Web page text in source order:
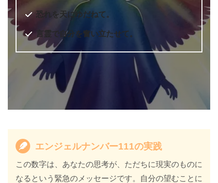
恐れを天にゆだねて。
言霊で自分を奮い立たせて。
エンジェルナンバー111の実践
この数字は、あなたの思考が、ただちに現実のものに
なるという緊急のメッセージです。自分の望むことに